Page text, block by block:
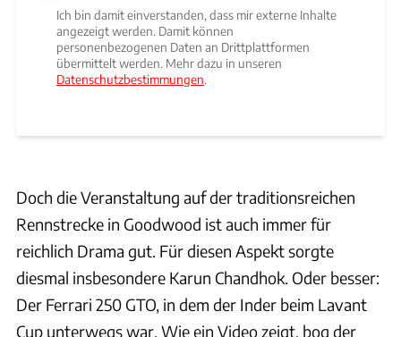
Ich bin damit einverstanden, dass mir externe Inhalte
angezeigt werden. Damit können
personenbezogenen Daten an Drittplattformen
übermittelt werden. Mehr dazu in unseren
Datenschutzbestimmungen.
Doch die Veranstaltung auf der traditionsreichen
Rennstrecke in Goodwood ist auch immer für
reichlich Drama gut. Für diesen Aspekt sorgte
diesmal insbesondere Karun Chandhok. Oder besser:
Der Ferrari 250 GTO, in dem der Inder beim Lavant
Cup unterwegs war. Wie ein Video zeigt, bog der